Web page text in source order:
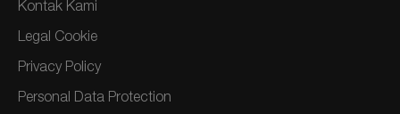
Kontak Kami
Legal Cookie
Privacy Policy
Personal Data Protection